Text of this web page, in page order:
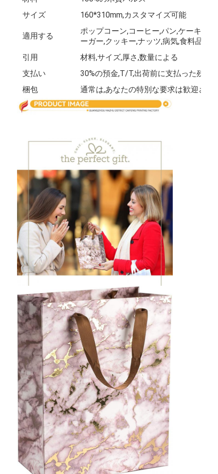
製品
連絡 ください
ニュース
化粧品の包装箱
エレクトロニクス包装箱
ペーパー ギフト袋
堅いギフト用の箱
折りたたみ紙箱
小売用棚の揺り動かすもの
ステッカーラベル
顔のマスクの包装袋
カスタム ブローチャー 印刷
オーダーメイド レッド パケット
サイズ
160*310mm,カスタマイズ可能
適用する
ポップコーン,コーヒー,パン,ケーキ,サ
ーガー,クッキー,ナッツ,病気,食料品の
引用
材料,サイズ,厚さ,数量による
支払い
30%の預金,T/T,出荷前に支払った残高
梱包
通常は,あなたの特別な要求は歓迎され